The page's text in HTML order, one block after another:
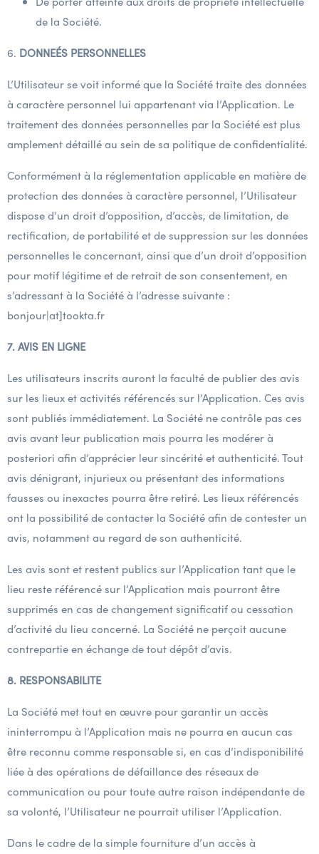
de la Société.
6. DONNEÉS PERSONNELLES
L’Utilisateur se voit informé que la Société traite des données
à caractère personnel lui appartenant via l’Application. Le
traitement des données personnelles par la Société est plus
amplement détaillé au sein de sa politique de confidentialité.
Conformément à la réglementation applicable en matière de
protection des données à caractère personnel, l’Utilisateur
dispose d’un droit d’opposition, d’accès, de limitation, de
rectification, de portabilité et de suppression sur les données
personnelles le concernant, ainsi que d’un droit d’opposition
pour motif légitime et de retrait de son consentement, en
s’adressant à la Société à l’adresse suivante :
bonjour|at]tookta.fr
7. AVIS EN LIGNE
Les utilisateurs inscrits auront la faculté de publier des avis
sur les lieux et activités référencés sur l’Application. Ces avis
sont publiés immédiatement. La Société ne contrôle pas ces
avis avant leur publication mais pourra les modérer à
posteriori afin d’apprécier leur sincérité et authenticité. Tout
avis dénigrant, injurieux ou présentant des informations
fausses ou inexactes pourra être retiré. Les lieux référencés
ont la possibilité de contacter la Société afin de contester un
avis, notamment au regard de son authenticité.
Les avis sont et restent publics sur l’Application tant que le
lieu reste référencé sur l’Application mais pourront être
supprimés en cas de changement significatif ou cessation
d’activité du lieu concerné. La Société ne perçoit aucune
contrepartie en échange de tout dépôt d’avis.
8. RESPONSABILITE
La Société met tout en œuvre pour garantir un accès
ininterrompu à l’Application mais ne pourra en aucun cas
être reconnu comme responsable si, en cas d’indisponibilité
liée à des opérations de défaillance des réseaux de
communication ou pour toute autre raison indépendante de
sa volonté, l’Utilisateur ne pourrait utiliser l’Application.
Dans le cadre de la simple fourniture d’un accès à